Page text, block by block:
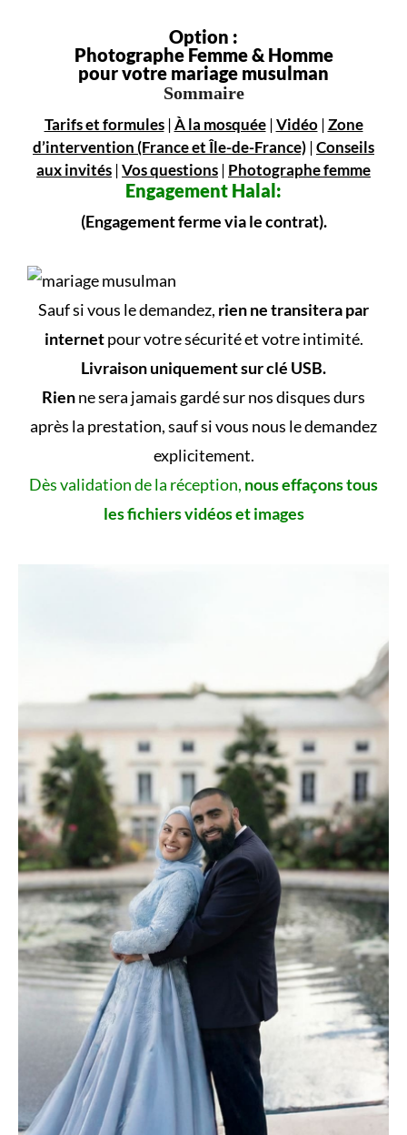
Option :
Photographe Femme & Homme
pour votre mariage musulman
Sommaire
Tarifs et formules|À la mosquée|Vidéo|Zone
d’intervention (France et Île-de-France) |Conseils
aux invités |Vos questions | Photographe femme
Engagement Halal:
(Engagement ferme via le contrat).
Sauf si vous le demandez, rien ne transitera par
internetpour votre sécurité et votre intimité.
Livraison uniquement sur clé USB.
Rienne sera jamais gardé sur nos disques durs
après la prestation, sauf si vous nous le demandez
explicitement.
Dès validation de la réception, nous effaçons tous
les fichiers vidéos et images